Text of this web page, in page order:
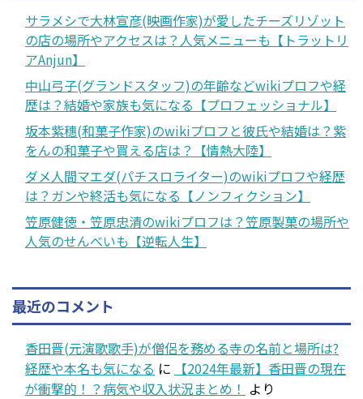
サラメシで大林宣彦(映画作家)が愛したチーズリゾット
の店の場所やアクセスは？人気メニューも【トラットリ
アAnjun】
中山弓子(グランドスタッフ)の年齢などwikiプロフや経
歴は？結婚や家族も気になる【プロフェッショナル】
坂本紫穗(和菓子作家)のwikiプロフと彼氏や結婚は？紫
をんの和菓子や買える店は？【情熱大陸】
ダメ人間マエダ(パチスロライター)のwikiプロフや経歴
は？ガンや終活も気になる【ノンフィクション】
笠原健徳・笠原忠清のwikiプロフは？笠原製菓の場所や
人気のせんべいも【逆転人生】
最近のコメント
香田晋(元演歌歌手)が僧侶を務める寺の名前と場所は?
経歴や本名も気になる に
【2024年最新】香田晋の現在
が衝撃的！？病気や収入状況まとめ！ より